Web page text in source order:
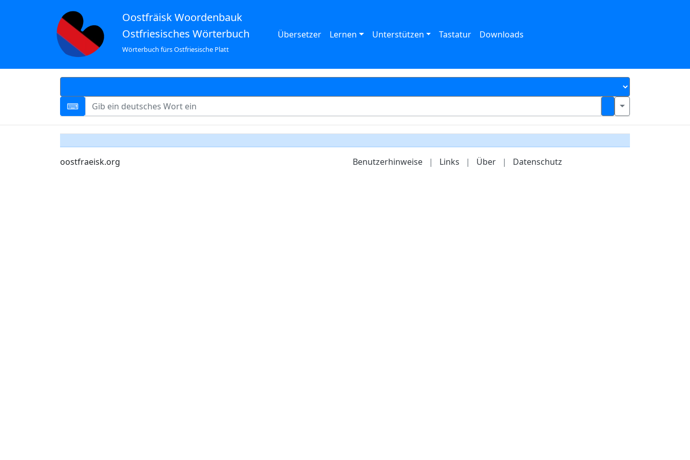
Oostfräisk Woordenbauk
Ostfriesisches Wörterbuch
Wörterbuch fürs Ostfriesische Platt
Übersetzer Lernen Unterstützen Tastatur Downloads
oostfraeisk.org Benutzerhinweise | Links | Über | Datenschutz